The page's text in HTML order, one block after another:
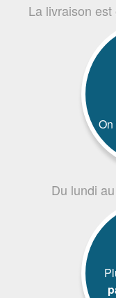
La livraison
Du lundi